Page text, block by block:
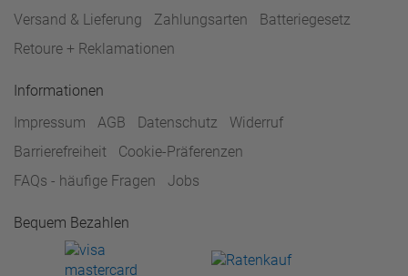
Versand & Lieferung
Zahlungsarten
Batteriegesetz
Retoure + Reklamationen
Informationen
Impressum
AGB Datenschutz
Widerruf
Barrierefreiheit
Cookie-Präferenzen
FAQs - häufige Fragen
Jobs
Bequem Bezahlen